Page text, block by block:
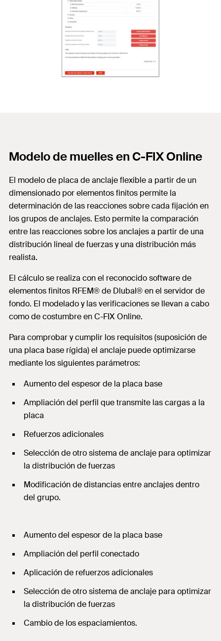
Modelo de muelles en C-FIX Online
El modelo de placa de anclaje flexible a partir de un
dimensionado por elementos finitos permite la
determinación de las reacciones sobre cada fijación en
los grupos de anclajes. Esto permite la comparación
entre las reacciones sobre los anclajes a partir de una
distribución lineal de fuerzas y una distribución más
realista.
El cálculo se realiza con el reconocido software de
elementos finitos RFEM® de Dlubal® en el servidor de
fondo. El modelado y las verificaciones se llevan a cabo
como de costumbre en C-FIX Online.
Para comprobar y cumplir los requisitos (suposición de
una placa base rígida) el anclaje puede optimizarse
mediante los siguientes parámetros:
Aumento del espesor de la placa base
Ampliación del perfil que transmite las cargas a la
placa
Refuerzos adicionales
Selección de otro sistema de anclaje para optimizar
la distribución de fuerzas
Modificación de distancias entre anclajes dentro
del grupo.
Aumento del espesor de la placa base
Ampliación del perfil conectado
Aplicación de refuerzos adicionales
Selección de otro sistema de anclaje para optimizar
la distribución de fuerzas
Cambio de los espaciamientos.